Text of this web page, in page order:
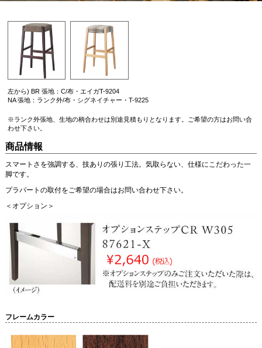
左から) BR 張地：C/布・エイガT-9204
NA 張地：ランク外/布・シグネイチャー・T-9225
※ランク外張地、生地の柄合わせは別途見積もりとなります。ご希望の方はお問い合
わせ下さい。
商品情報
スマートさを強調する、技ありの張り工法。気取らない、仕様にこだわった一
脚です。
プラパートの取付をご希望の場合はお問い合わせ下さい。
＜オプション＞
フレームカラー